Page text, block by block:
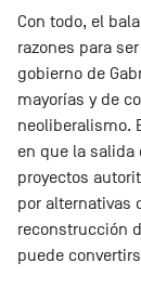
Con todo, el
razones para
gobierno de
mayorías y de
neoliberalismo.
en que la
proyectos
por alternativas
reconstrucción
puede